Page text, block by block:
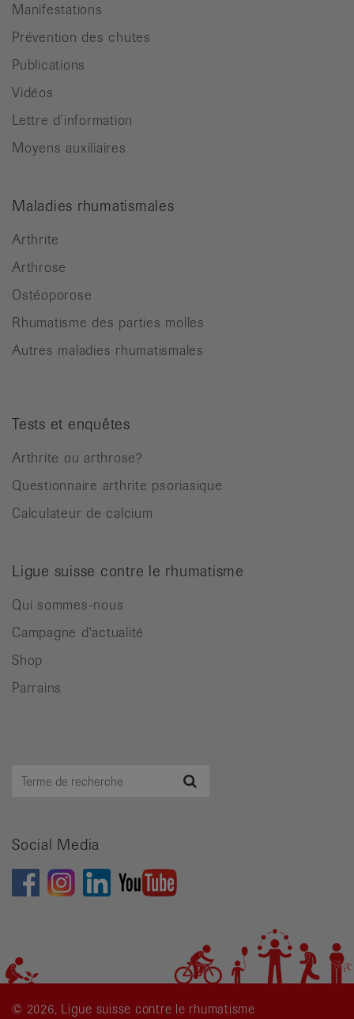
Manifestations
Prévention des chutes
Publications
Vidéos
Lettre d’information
Moyens auxiliaires
Maladies rhumatismales
Arthrite
Arthrose
Ostéoporose
Rhumatisme des parties molles
Autres maladies rhumatismales
Tests et enquêtes
Arthrite ou arthrose?
Questionnaire arthrite psoriasique
Calculateur de calcium
Ligue suisse contre le rhumatisme
Qui sommes-nous
Campagne d'actualité
Shop
Parrains
Terme
Social Media
© 2026, Ligue suisse contre le rhumatisme